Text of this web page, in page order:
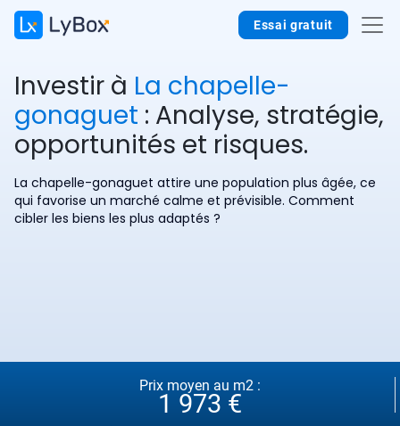
Essai gratuit
Investir à La chapelle-
gonaguet : Analyse, stratégie,
opportunités et risques.
La chapelle-gonaguet attire une population plus âgée, ce
qui favorise un marché calme et prévisible. Comment
cibler les biens les plus adaptés ?
Prix moyen au m2 :
1 973 €